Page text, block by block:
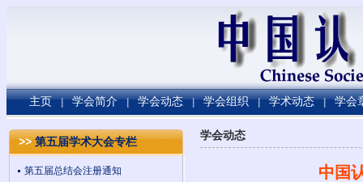
主页 | 学会简介 | 学会动态 | 学会组织 | 学术动态 | 学会
>>第五届学术大会专栏
第五届总结会注册通知
学会动态
中国